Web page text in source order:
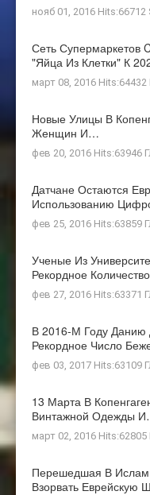
нояб 01, 2016 Hits:66712
Сеть Супермаркетов
"яйца Из Клетки" К
март 08, 2016 Hits:64432
Новые Улицы В
Женщин И…
фев 20, 2016 Hits:63946
Датчане Остаются
Использованию
фев 25, 2016 Hits:63859
Ученые Из
Рекордное
фев 27, 2016 Hits:63371
В 2016-М Году Данию
Рекордное Число
фев 03, 2017 Hits:63109
13 Марта В
Винтажной Одежды
март 02, 2016 Hits:62805
Перешедшая В Ислам
Взорвать Еврейскую